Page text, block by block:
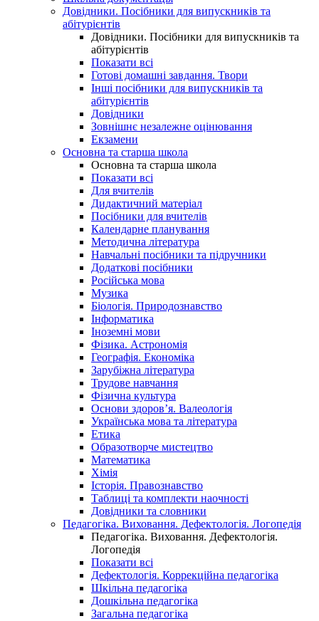
Довідники. Посібники для випускників та
абітурієнтів
Довідники. Посібники для випускників та
абітурієнтів
Показати всі
Готові домашні завдання. Твори
Інші посібники для випускників та
абітурієнтів
Довідники
Зовнішнє незалежне оцінювання
Екзамени
Основна та старша школа
Основна та старша школа
Показати всі
Для вчителів
Дидактичний матеріал
Посібники для вчителів
Календарне планування
Методична література
Навчальні посібники та підручники
Додаткові посібники
Російська мова
Музика
Біологія. Природознавство
Інформатика
Іноземні мови
Фізика. Астрономія
Географія. Економіка
Зарубіжна література
Трудове навчання
Фізична культура
Основи здоров’я. Валеологія
Українська мова та література
Етика
Образотворче мистецтво
Математика
Хімія
Історія. Правознавство
Таблиці та комплекти наочності
Довідники та словники
Педагогіка. Виховання. Дефектологія. Логопедія
Педагогіка. Виховання. Дефектологія.
Логопедія
Показати всі
Дефектологія. Коррекційна педагогіка
Шкільна педагогіка
Дошкільна педагогіка
Загальна педагогіка